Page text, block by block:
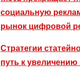
социальную
рынок цифровой
Стратегии
путь к